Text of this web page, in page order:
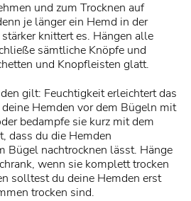
und zum Trocknen auf
je länger ein Hemd in der
knittert es. Hängen alle
sämtliche Knöpfe und
und Knopfleisten glatt.
gilt: Feuchtigkeit erleichtert das
Hemden vor dem Bügeln mit
bedampfe sie kurz mit dem
dass du die Hemden
Bügel nachtrocknen lässt. Hänge
wenn sie komplett trocken
solltest du deine Hemden erst
trocken sind.